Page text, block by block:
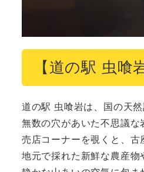
【道の駅 虫喰
道の駅 虫喰岩は、国の天
無数の穴があいた不思議な
売店コーナーを覗くと、古
地元で採れた新鮮な農産物